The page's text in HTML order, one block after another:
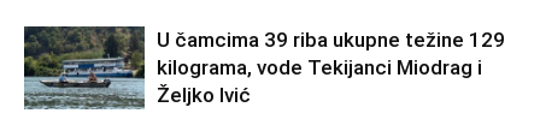
U čamcima 39 riba ukupne težine 129
kilograma, vode Tekijanci Miodrag i
Željko Ivić